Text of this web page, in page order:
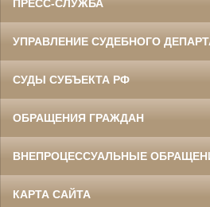
ПРЕСС-СЛУЖБА
УПРАВЛЕНИЕ СУДЕБНОГО
СУДЫ СУБЪЕКТА РФ
ОБРАЩЕНИЯ ГРАЖДАН
ВНЕПРОЦЕССУАЛЬНЫЕ
КАРТА САЙТА